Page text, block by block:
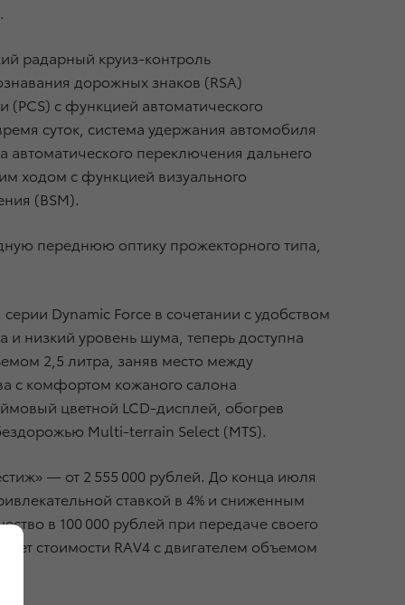
радарный круиз-контроль
дорожных знаков (RSA)
с функцией автоматического
суток, система удержания автомобиля
переключения дальнего
ходом с функцией визуального
(BSM).
переднюю оптику прожекторного типа,
Dynamic Force в сочетании с удобством
низкий уровень шума, теперь доступна
2,5 литра, заняв место между
с комфортом кожаного салона
цветной LCD-дисплей, обогрев
Multi-terrain Select (MTS).
— от 2 555 000 рублей. До конца июля
ставкой в 4% и сниженным
в 100 000 рублей при передаче своего
стоимости RAV4 с двигателем объемом